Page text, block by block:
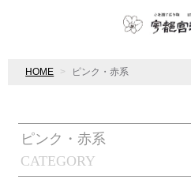
HOME ピンク・赤系
CATEGORY
ピンク・赤系